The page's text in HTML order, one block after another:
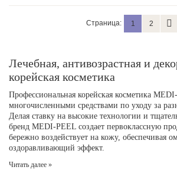
Страница: 1 2
Лечебная, антивозрастная и
корейская косметика
Профессиональная корейская косметика
многочисленными средствами по уходу за
Делая ставку на высокие технологии и
бренд MEDI-PEEL создает первоклассную
бережно воздействует на кожу, обеспечивая
оздоравливающий эффект.
Читать далее »